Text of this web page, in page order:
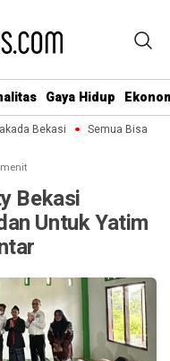
Gaya Hidup
Bekasi Semua Bisa
Bekasi
Untuk Yatim